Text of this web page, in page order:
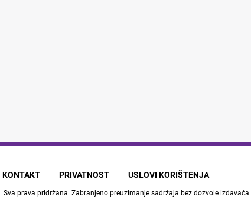
KONTAKT PRIVATNOST USLOVI KORIŠTENJA
. Sva prava pridržana. Zabranjeno preuzimanje sadržaja bez dozvole izdavača.